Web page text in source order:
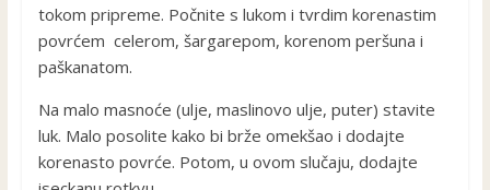
tokom pripreme. Počnite s lukom i tvrdim korenastim
povrćem celerom, šargarepom, korenom peršuna i
paškanatom.
Na malo masnoće (ulje, maslinovo ulje, puter) stavite
luk. Malo posolite kako bi brže omekšao i dodajte
korenasto povrće. Potom, u ovom slučaju, dodajte